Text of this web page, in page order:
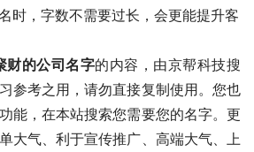
时，字数不需要过长，会更能提升客
财的公司名字的内容，由京帮科技搜
参考之用，请勿直接复制使用。您也
能，在本站搜索您需要您的名字。更
大气、利于宣传推广、高端大气、上